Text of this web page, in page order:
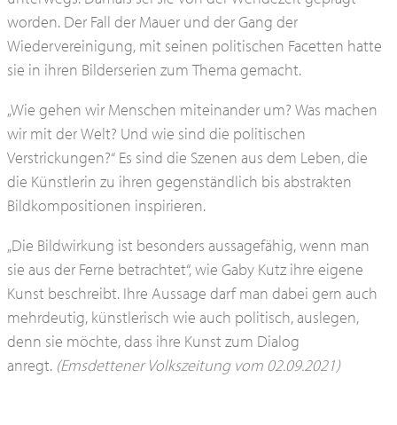
worden. Der Fall der Mauer und der Gang der
Wiedervereinigung, mit seinen politischen Facetten hatte
sie in ihren Bilderserien zum Thema gemacht.
„Wie gehen wir Menschen miteinander um? Was machen
wir mit der Welt? Und wie sind die politischen
Verstrickungen?“ Es sind die Szenen aus dem Leben, die
die Künstlerin zu ihren gegenständlich bis abstrakten
Bildkompositionen inspirieren.
„Die Bildwirkung ist besonders aussagefähig, wenn man
sie aus der Ferne betrachtet“, wie Gaby Kutz ihre eigene
Kunst beschreibt. Ihre Aussage darf man dabei gern auch
mehrdeutig, künstlerisch wie auch politisch, auslegen,
denn sie möchte, dass ihre Kunst zum Dialog
anregt. (Emsdettener Volkszeitung vom 02.09.2021)